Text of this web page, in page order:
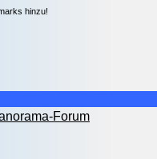
hinzu!
Forum